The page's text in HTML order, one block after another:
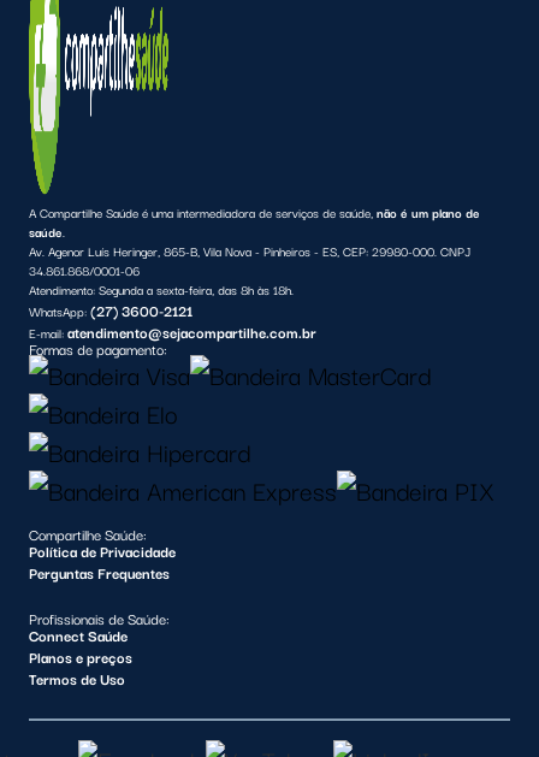
A Compartilhe Saúde é uma intermediadora de serviços de saúde,não é um plano de
saúde.
Av. Agenor Luís Heringer, 865-B, Vila Nova - Pinheiros - ES, CEP: 29980-000. CNPJ
34.861.868/0001-06
Atendimento:Segunda a sexta-feira, das 8h às 18h.
WhatsApp:(27) 3600-2121
E-mail:atendimento@sejacompartilhe.com.br
Formas de pagamento:
Compartilhe Saúde:
Política de Privacidade
Perguntas Frequentes
Profissionais de Saúde:
Connect Saúde
Planos e preços
Termos de Uso